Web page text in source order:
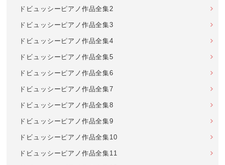
ドビュッシーピアノ作品全集2
ドビュッシーピアノ作品全集3
ドビュッシーピアノ作品全集4
ドビュッシーピアノ作品全集5
ドビュッシーピアノ作品全集6
ドビュッシーピアノ作品全集7
ドビュッシーピアノ作品全集8
ドビュッシーピアノ作品全集9
ドビュッシーピアノ作品全集10
ドビュッシーピアノ作品全集11